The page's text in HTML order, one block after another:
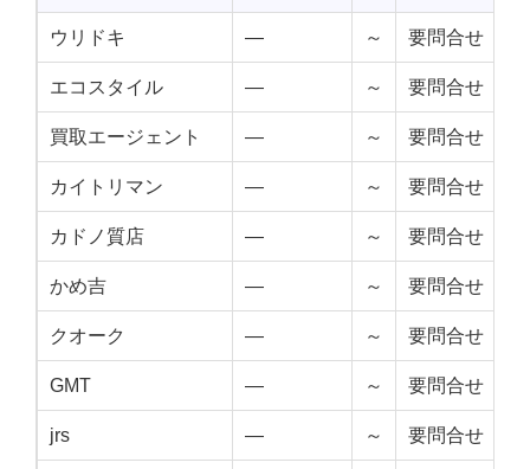
ウリドキ — ～ 要問合せ
エコスタイル — ～ 要問合せ
買取エージェント — ～ 要問合せ
カイトリマン — ～ 要問合せ
カドノ質店 — ～ 要問合せ
かめ吉 — ～ 要問合せ
クオーク — ～ 要問合せ
GMT — ～ 要問合せ
jrs — ～ 要問合せ